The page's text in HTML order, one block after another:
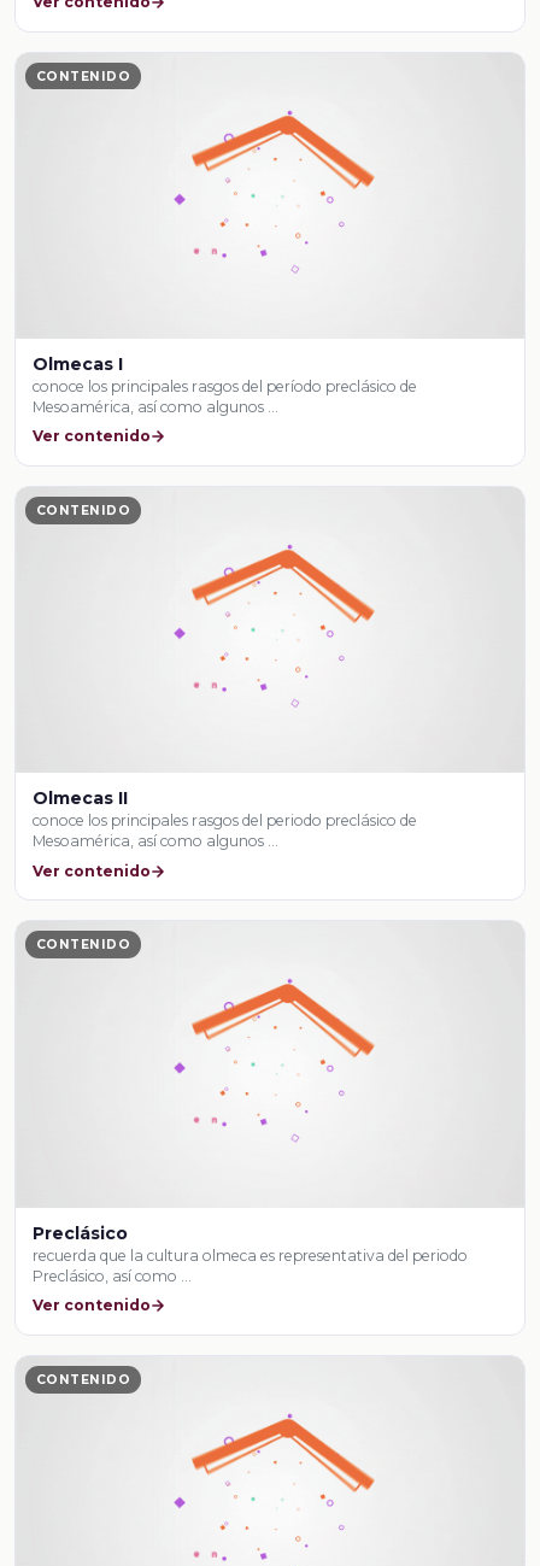
CONTENIDO
Olmecas I
conoce los principales rasgos del período preclásico de
Mesoamérica, así como algunos …
Ver contenido
CONTENIDO
Olmecas II
conoce los principales rasgos del periodo preclásico de
Mesoamérica, así como algunos …
Ver contenido
CONTENIDO
Preclásico
recuerda que la cultura olmeca es representativa del periodo
Preclásico, así como …
Ver contenido
CONTENIDO